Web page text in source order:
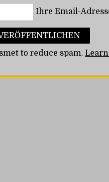
Ihre Email-
to reduce spam.